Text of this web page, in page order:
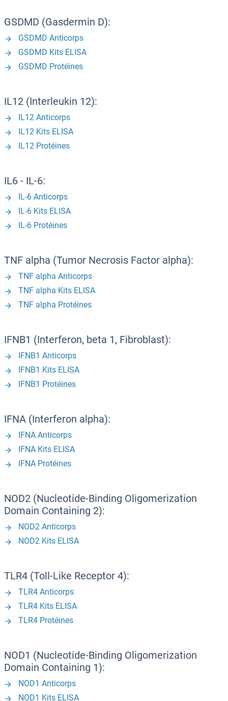
GSDMD (Gasdermin D):
GSDMD Anticorps
GSDMD Kits ELISA
GSDMD Protéines
IL12 (Interleukin 12):
IL12 Anticorps
IL12 Kits ELISA
IL12 Protéines
IL6 - IL-6:
IL-6 Anticorps
IL-6 Kits ELISA
IL-6 Protéines
TNF alpha (Tumor Necrosis Factor alpha):
TNF alpha Anticorps
TNF alpha Kits ELISA
TNF alpha Protéines
IFNB1 (Interferon, beta 1, Fibroblast):
IFNB1 Anticorps
IFNB1 Kits ELISA
IFNB1 Protéines
IFNA (Interferon alpha):
IFNA Anticorps
IFNA Kits ELISA
IFNA Protéines
NOD2 (Nucleotide-Binding Oligomerization
Domain Containing 2):
NOD2 Anticorps
NOD2 Kits ELISA
TLR4 (Toll-Like Receptor 4):
TLR4 Anticorps
TLR4 Kits ELISA
TLR4 Protéines
NOD1 (Nucleotide-Binding Oligomerization
Domain Containing 1):
NOD1 Anticorps
NOD1 Kits ELISA